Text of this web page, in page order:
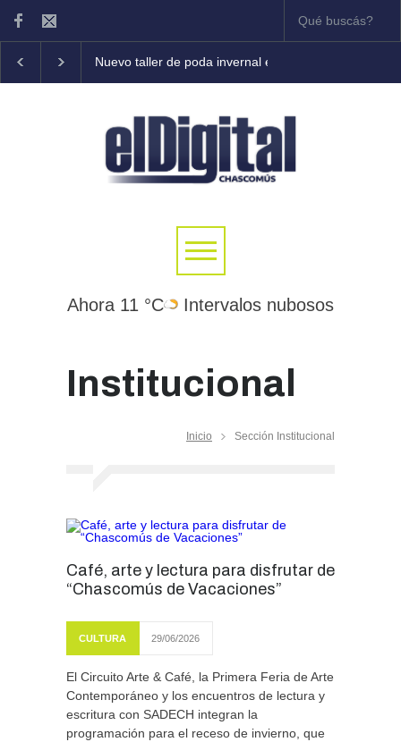
Nuevo taller de poda invernal en frutales
Ahora 11 °C Intervalos nubosos
Institucional
Inicio Sección Institucional
Café, arte y lectura para disfrutar de
“Chascomús de Vacaciones”
CULTURA 29/06/2026
El Circuito Arte & Café, la Primera Feria de Arte
Contemporáneo y los encuentros de lectura y
escritura con SADECH integran la
programación para el receso de invierno, que